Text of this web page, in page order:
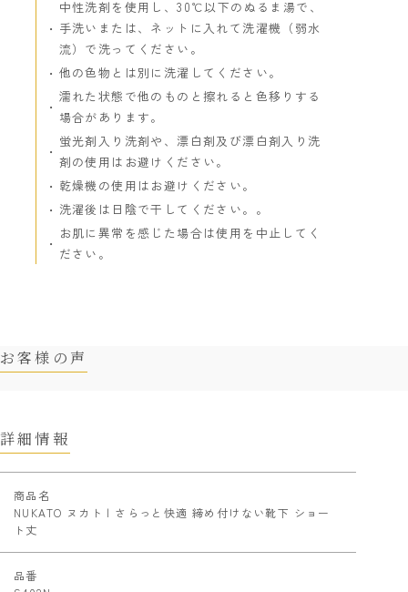
中性洗剤を使用し、30℃以下のぬるま湯で、
手洗いまたは、ネットに入れて洗濯機（弱水
流）で洗ってください。
他の色物とは別に洗濯してください。
濡れた状態で他のものと擦れると色移りする
場合があります。
蛍光剤入り洗剤や、漂白剤及び漂白剤入り洗
剤の使用はお避けください。
乾燥機の使用はお避けください。
洗濯後は日陰で干してください。。
お肌に異常を感じた場合は使用を中止してく
ださい。
お客様の声
詳細情報
商品名
NUKATO ヌカト | さらっと快適 締め付けない靴下 ショー
ト丈
品番